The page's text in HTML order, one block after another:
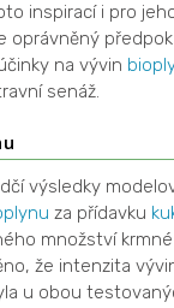
inspirací i pro
oprávněný
na vývin
senáž.
výsledky
za přídavku
množství
že intenzita
u obou